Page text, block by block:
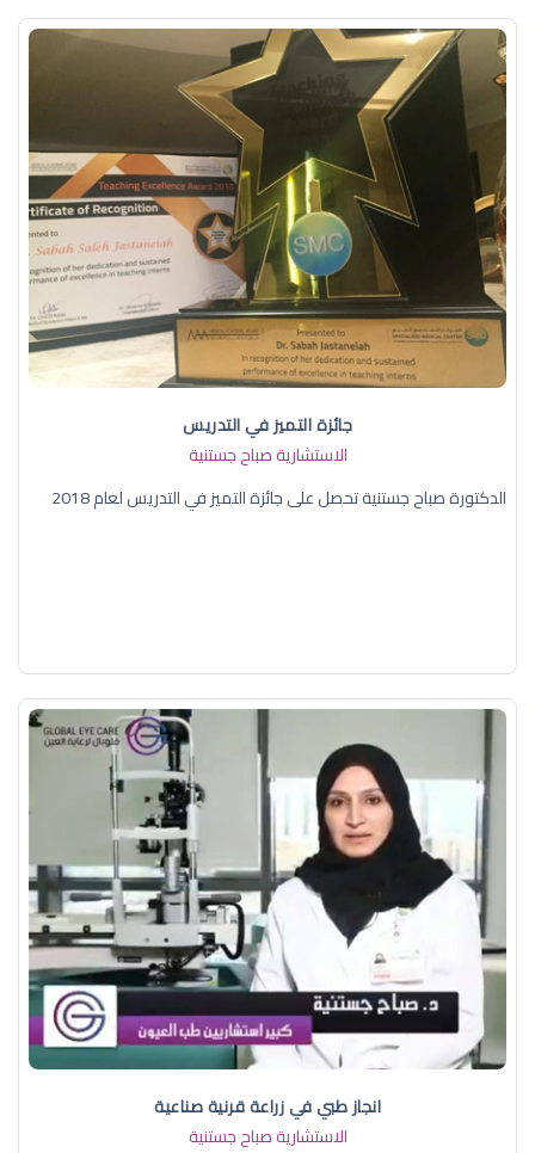
جائزة التميز في التدريس
الاستشارية صباح جستنية
الدكتورة صباح جستنية تحصل على جائزة التميز في التدريس لعام 2018
انجاز طبي في زراعة قرنية صناعية
الاستشارية صباح جستنية